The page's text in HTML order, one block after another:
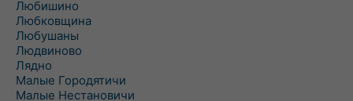
Любишино
Любковщина
Любушаны
Людвиново
Лядно
Малые Городятичи
Малые Нестановичи